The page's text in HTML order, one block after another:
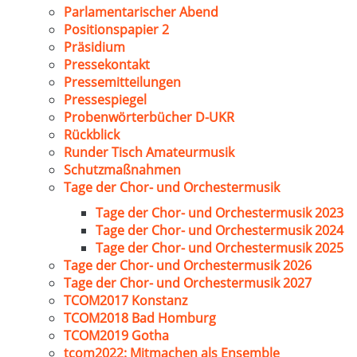
Parlamentarischer Abend
Positionspapier 2
Präsidium
Pressekontakt
Pressemitteilungen
Pressespiegel
Probenwörterbücher D-UKR
Rückblick
Runder Tisch Amateurmusik
Schutzmaßnahmen
Tage der Chor- und Orchestermusik
Tage der Chor- und Orchestermusik 2023
Tage der Chor- und Orchestermusik 2024
Tage der Chor- und Orchestermusik 2025
Tage der Chor- und Orchestermusik 2026
Tage der Chor- und Orchestermusik 2027
TCOM2017 Konstanz
TCOM2018 Bad Homburg
TCOM2019 Gotha
tcom2022: Mitmachen als Ensemble